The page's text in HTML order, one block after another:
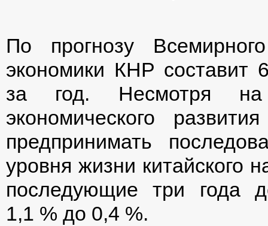
По прогнозу
экономики КНР
за год. Несмотря на
экономического
предпринимать
уровня жизни китайского
последующие три года
1,1 % до 0,4 %.